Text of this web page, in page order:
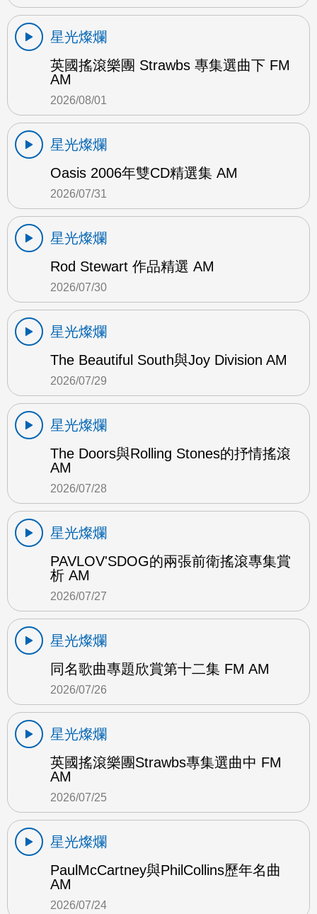
星光燦爛
英國搖滾樂團 Strawbs 專集選曲下 FM
AM
2026/08/01
星光燦爛
Oasis 2006年雙CD精選集 AM
2026/07/31
星光燦爛
Rod Stewart 作品精選 AM
2026/07/30
星光燦爛
The Beautiful South與Joy Division AM
2026/07/29
星光燦爛
The Doors與Rolling Stones的抒情搖滾
AM
2026/07/28
星光燦爛
PAVLOV'SDOG的兩張前衛搖滾專集賞
析 AM
2026/07/27
星光燦爛
同名歌曲專題欣賞第十二集 FM AM
2026/07/26
星光燦爛
英國搖滾樂團Strawbs專集選曲中 FM
AM
2026/07/25
星光燦爛
PaulMcCartney與PhilCollins歷年名曲
AM
2026/07/24